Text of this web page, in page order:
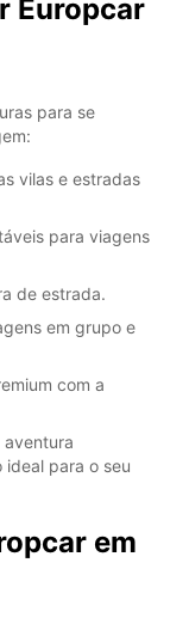
Europcar
para se
vilas e estradas
para viagens
de estrada.
em grupo e
com a
ideal para o seu
em